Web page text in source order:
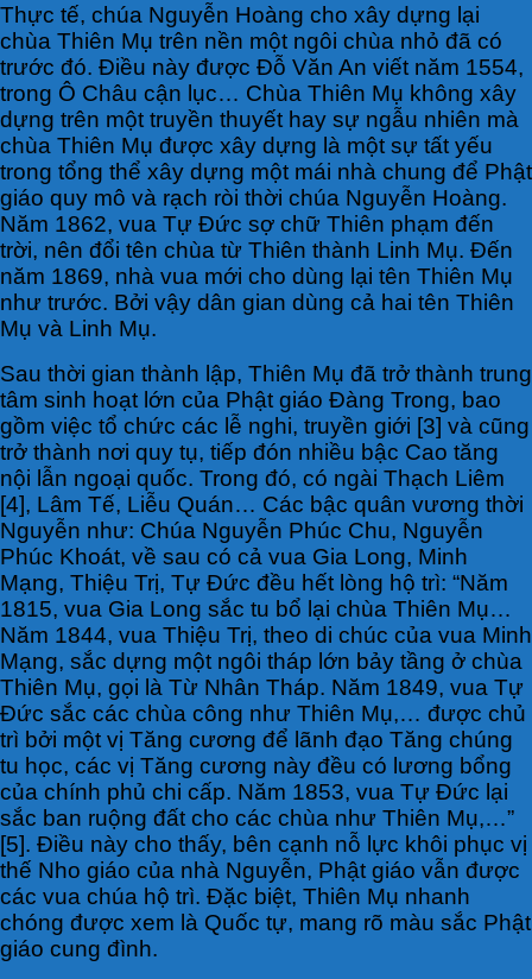
Thực tế, chúa Nguyễn Hoàng cho xây dựng lại
chùa Thiên Mụ trên nền một ngôi chùa nhỏ đã có
trước đó. Điều này được Đỗ Văn An viết năm 1554,
trong Ô Châu cận lục… Chùa Thiên Mụ không xây
dựng trên một truyền thuyết hay sự ngẫu nhiên mà
chùa Thiên Mụ được xây dựng là một sự tất yếu
trong tổng thể xây dựng một mái nhà chung để Phật
giáo quy mô và rạch ròi thời chúa Nguyễn Hoàng.
Năm 1862, vua Tự Đức sợ chữ Thiên phạm đến
trời, nên đổi tên chùa từ Thiên thành Linh Mụ. Đến
năm 1869, nhà vua mới cho dùng lại tên Thiên Mụ
như trước. Bởi vậy dân gian dùng cả hai tên Thiên
Mụ và Linh Mụ.
Sau thời gian thành lập, Thiên Mụ đã trở thành trung
tâm sinh hoạt lớn của Phật giáo Đàng Trong, bao
gồm việc tổ chức các lễ nghi, truyền giới [3] và cũng
trở thành nơi quy tụ, tiếp đón nhiều bậc Cao tăng
nội lẫn ngoại quốc. Trong đó, có ngài Thạch Liêm
[4], Lâm Tế, Liễu Quán… Các bậc quân vương thời
Nguyễn như: Chúa Nguyễn Phúc Chu, Nguyễn
Phúc Khoát, về sau có cả vua Gia Long, Minh
Mạng, Thiệu Trị, Tự Ðức đều hết lòng hộ trì: “Năm
1815, vua Gia Long sắc tu bổ lại chùa Thiên Mụ…
Năm 1844, vua Thiệu Trị, theo di chúc của vua Minh
Mạng, sắc dựng một ngôi tháp lớn bảy tầng ở chùa
Thiên Mụ, gọi là Từ Nhân Tháp. Năm 1849, vua Tự
Ðức sắc các chùa công như Thiên Mụ,… được chủ
trì bởi một vị Tăng cương để lãnh đạo Tăng chúng
tu học, các vị Tăng cương này đều có lương bổng
của chính phủ chi cấp. Năm 1853, vua Tự Ðức lại
sắc ban ruộng đất cho các chùa như Thiên Mụ,…”
[5]. Điều này cho thấy, bên cạnh nỗ lực khôi phục vị
thế Nho giáo của nhà Nguyễn, Phật giáo vẫn được
các vua chúa hộ trì. Đặc biệt, Thiên Mụ nhanh
chóng được xem là Quốc tự, mang rõ màu sắc Phật
giáo cung đình.